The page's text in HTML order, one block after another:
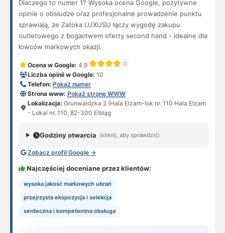
Dlaczego to numer 1? Wysoka ocena Google, pozytywne
opinie o obsłudze oraz profesjonalne prowadzenie punktu
sprawiają, że Zatoka LUXUSU łączy wygodę zakupu
outletowego z bogactwem oferty second hand - idealne dla
łowców markowych okazji.
Ocena w Google: 4.9
Liczba opinii w Google: 10
Telefon: Pokaż numer
Strona www: Pokaż stronę WWW
Lokalizacja: Grunwaldzka 2 (Hala Elzam-lok nr. 110 Hala Elzam
- Lokal nr. 110, 82-300 Elbląg
Godziny otwarcia (kliknij, aby sprawdzić)
Zobacz profil Google →
Najczęściej doceniane przez klientów:
wysoka jakość markowych ubrań
przejrzysta ekspozycja i selekcja
serdeczna i kompetentna obsługa